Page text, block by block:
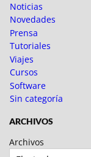
Noticias
Novedades
Prensa
Tutoriales
Viajes
Cursos
Software
Sin categoría
ARCHIVOS
Archivos